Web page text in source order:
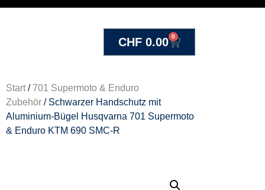
CHF 0.00 0
Start / 701 Supermoto & Enduro
Zubehör / Schwarzer Handschutz mit
Aluminium-Bügel Husqvarna 701 Supermoto
& Enduro KTM 690 SMC-R